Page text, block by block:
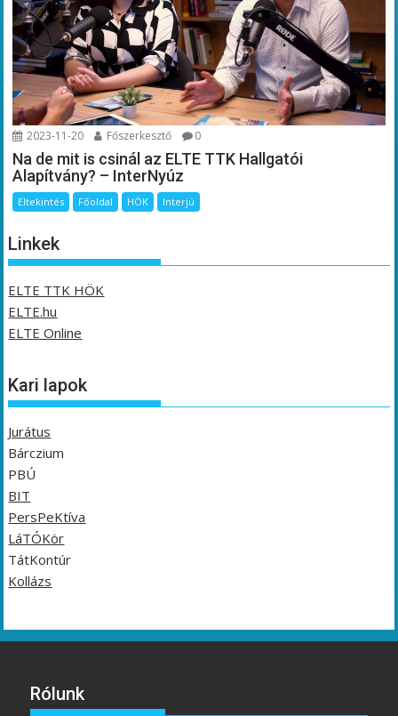
2023-11-20 Főszerkesztő 0
Na de mit is csinál az ELTE TTK Hallgatói
Alapítvány? – InterNyúz
Eltekintés Főoldal HÖK Interjú
Linkek
ELTE TTK HÖK
ELTE.hu
ELTE Online
Kari lapok
Jurátus
Bárczium
PBÚ
BIT
PersPeKtíva
LáTÓKör
TátKontúr
Kollázs
Rólunk